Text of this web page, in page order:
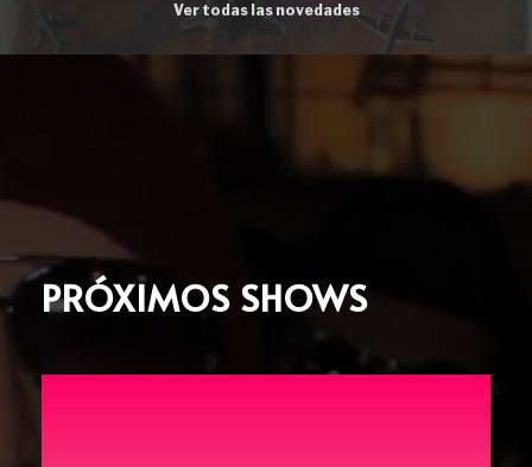
Ver todas las novedades
PRÓXIMOS SHOWS